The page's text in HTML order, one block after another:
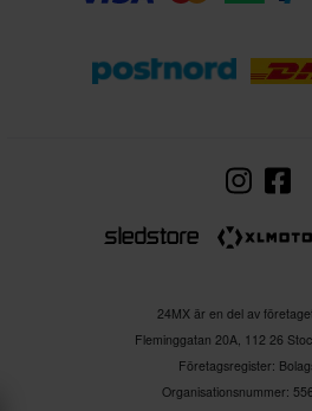
24MX är en del av
Fleminggatan 20A, 112 26
Företagsregister:
Organisationsnummer: